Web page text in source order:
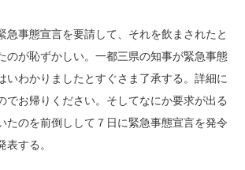
急事態宣言を要請して、それを飲まされたと
のが恥ずかしい。一都三県の知事が緊急事態
いわかりましたとすぐさま了承する。詳細に
でお帰りください。そしてなにか要求が出る
たのを前倒しして７日に緊急事態宣言を発令
する。